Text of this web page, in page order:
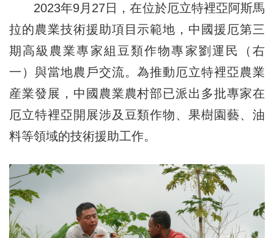
2023年9月27日，在位於厄立特裡亞阿斯馬
拉的農業技術援助項目示範地，中國援厄第三
期高級農業專家組豆類作物專家劉運民（右
一）與當地農戶交流。為推動厄立特裡亞農業
産業發展，中國農業農村部已派出多批專家在
厄立特裡亞開展涉及豆類作物、果樹園藝、油
料等領域的技術援助工作。